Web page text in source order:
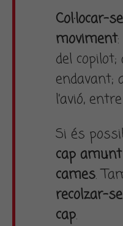
Col·locar-
moviment
del copilot;
endavant;
l’avió,
Si és
cap
cames.
recolzar-
cap.